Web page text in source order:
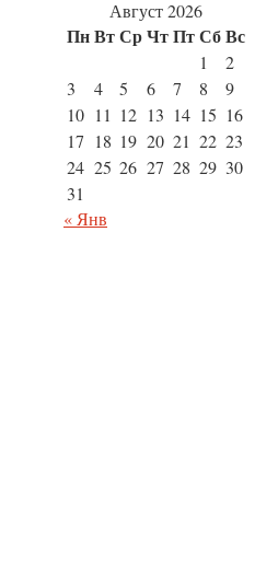
Август 2026
ПнВтСрЧтПтСбВс
1
2
3
4 5 6 7 8
9
10 11 12 13 14 15 16
17 18 19 20 21 22 23
24 25 26 27 28 29 30
31
« Янв